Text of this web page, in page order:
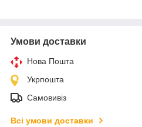
Умови доставки
Нова Пошта
Укрпошта
Самовивіз
Всі умови доставки